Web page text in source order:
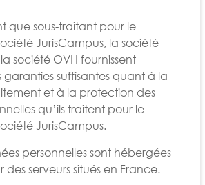
que sous-traitant pour le
JurisCampus, la société
société OVH fournissent
suffisantes quant à la
et à la protection des
qu’ils traitent pour le
JurisCampus.
personnelles sont hébergées
des serveurs situés en France.